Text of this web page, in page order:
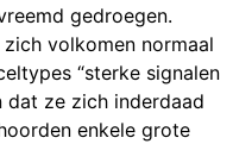
gedroegen.
volkomen normaal
“sterke signalen
dat ze zich inderdaad
enkele grote